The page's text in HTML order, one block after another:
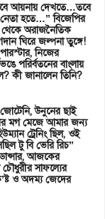
আয়নায় দেখতে…তবে
হতে…” বিজেপির
থেকে অরাজনৈতিক
ঘিরে জল্পনা তুঙ্গে!
নিজের
পরির্বতনের বাংলায়
কী জানালেন তিনি?
জোটেনি, উনুনের ছাই
মগ মেজে আমার জন্য
ট্রেনিং ছিল, ওই
টু বি ভেরি রিচ”
আজকের
চৌধুরীর সাফল্যের
ও অদম্য জেদের